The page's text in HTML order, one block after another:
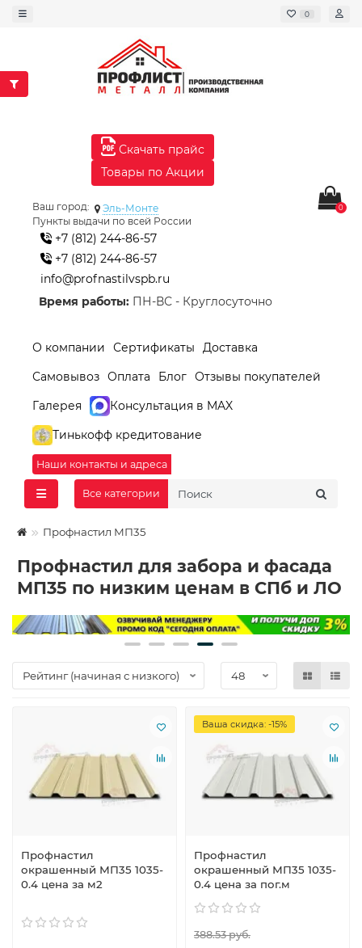
0
Скачать прайс
Товары по Акции
Ваш город:
Эль-Монте
Пункты выдачи по всей России
+7 (812) 244-86-57
+7 (812) 244-86-57
info@profnastilvspb.ru
Время работы: ПН-ВС - Круглосуточно
0
О компании Сертификаты
Доставка
Самовывоз Оплата Блог Отзывы покупателей
Галерея
Консультация в MAX
Тинькофф кредитование
Наши контакты и адреса
Все категории
Профнастил МП35
Профнастил для забора и фасада
МП35 по низким ценам в СПб и ЛО
Профнастил
окрашенный МП35 1035-
0.4 цена за м2
Ваша скидка: -15%
Профнастил
окрашенный МП35 1035-
0.4 цена за пог.м
388.53 руб.